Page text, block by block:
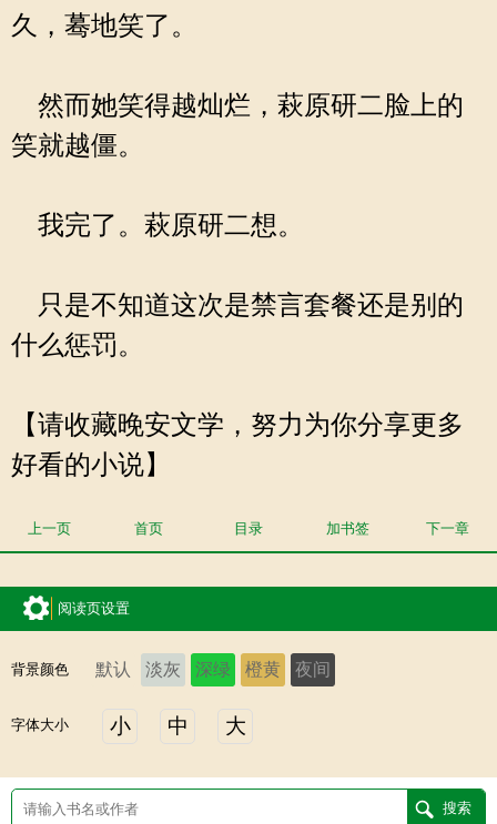
久，蓦地笑了。
然而她笑得越灿烂，萩原研二脸上的
笑就越僵。
我完了。萩原研二想。
只是不知道这次是禁言套餐还是别的
什么惩罚。
【请收藏晚安文学，努力为你分享更多
好看的小说】
上一页 首页 目录 加书签 下一章
阅读页设置
背景颜色 默认 淡灰 深绿 橙黄 夜间
字体大小 小 中 大